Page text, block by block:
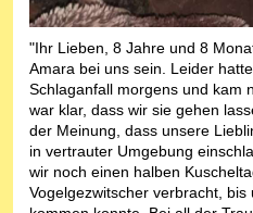
"Ihr Lieben, 8 Jahre und 8
Amara bei uns sein. Leider
Schlaganfall morgens und kam
war klar, dass wir sie gehen
der Meinung, dass unsere
in vertrauter Umgebung
wir noch einen halben
Vogelgezwitscher verbracht,